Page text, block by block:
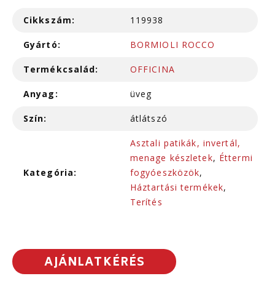
Cikkszám: 119938
Gyártó: BORMIOLI ROCCO
Termékcsalád: OFFICINA
Anyag: üveg
Szín: átlátszó
Kategória:
Asztali patikák, invertál,
menage készletek, Éttermi
fogyóeszközök,
Háztartási termékek,
Terítés
AJÁNLATKÉRÉS